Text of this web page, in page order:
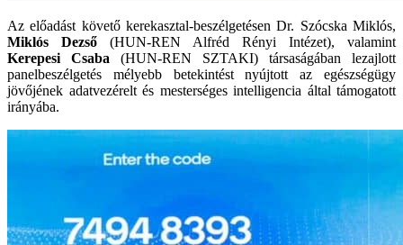
Az előadást követő kerekasztal-beszélgetésen Dr. Szócska Miklós,
Miklós Dezső (HUN-REN Alfréd Rényi Intézet), valamint
Kerepesi Csaba (HUN-REN SZTAKI) társaságában lezajlott
panelbeszélgetés mélyebb betekintést nyújtott az egészségügy
jövőjének adatvezérelt és mesterséges intelligencia által támogatott
irányába.